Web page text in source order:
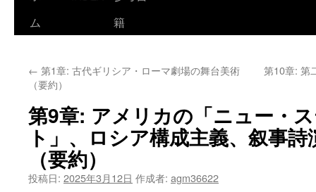
ン
へ
キ
ム
籍
← 第1章: 古代ギリシア・ローマ劇場の舞台美術
（要約）
第10章: 第
第9章: アメリカの「ニュー・
ト」、ロシア構成主義、叙事
（要約）
投稿日: 2025年3月12日 作成者: agm36622